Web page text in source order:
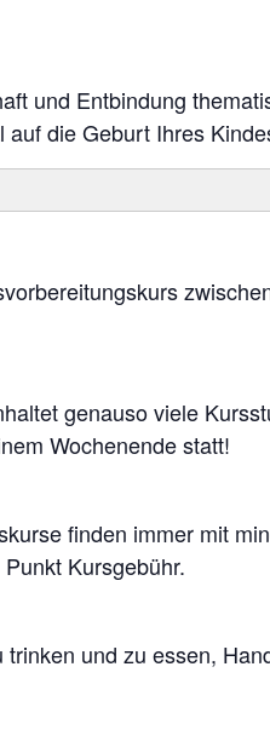
und Entbindung
die Geburt Ihres
genauso viele
Wochenende statt!
finden immer mit
Kursgebühr.
und zu essen,